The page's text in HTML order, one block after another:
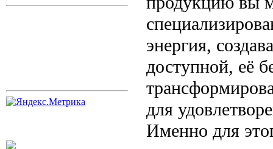
энергия,
доступной, её
для
Именно для